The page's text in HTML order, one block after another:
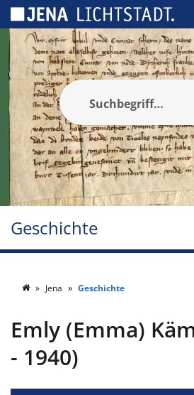
Geschichte
Jena Geschichte
Emly (Emma)
- 1940)
Cookie-Einstellungen